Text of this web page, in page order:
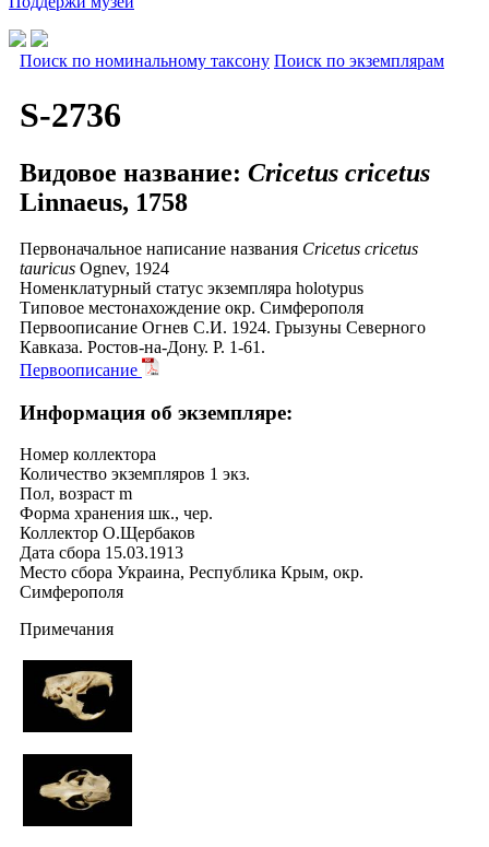
Поиск по номинальному таксону Поиск по экземплярам
S-2736
Видовое название: Cricetus cricetus
Linnaeus, 1758
Первоначальное написание названия Cricetus cricetus
tauricus Ognev, 1924
Номенклатурный статус экземпляра holotypus
Типовое местонахождение окр. Симферополя
Первоописание Огнев С.И. 1924. Грызуны Северного
Кавказа. Ростов-на-Дону. P. 1-61.
Первоописание
Информация об экземпляре:
Номер коллектора
Количество экземпляров 1 экз.
Пол, возраст m
Форма хранения шк., чер.
Коллектор О.Щербаков
Дата сбора 15.03.1913
Место сбора Украина, Республика Крым, окр.
Симферополя
Примечания